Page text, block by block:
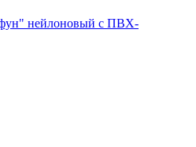
нейлоновый с ПВХ-